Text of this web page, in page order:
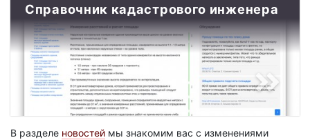
Справочник кадастрового инженера
В разделе новостей мы знакомим вас с изменениями